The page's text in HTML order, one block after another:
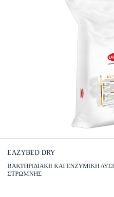
EAZYBED DRY
ΒΑΚΤΗΡΙΔΙΑΚΗ ΚΑΙ ΕΝΖΥΜΙΚΗ
ΣΤΡΩΜΝΗΣ